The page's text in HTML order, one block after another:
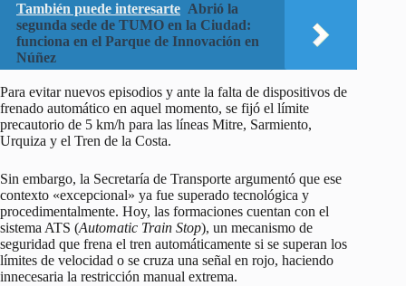
También puede interesarte Abrió la
segunda sede de TUMO en la Ciudad:
funciona en el Parque de Innovación en
Núñez
Para evitar nuevos episodios y ante la falta de dispositivos de
frenado automático en aquel momento, se fijó el límite
precautorio de 5 km/h para las líneas Mitre, Sarmiento,
Urquiza y el Tren de la Costa.
Sin embargo, la Secretaría de Transporte argumentó que ese
contexto «excepcional» ya fue superado tecnológica y
procedimentalmente. Hoy, las formaciones cuentan con el
sistema ATS (Automatic Train Stop), un mecanismo de
seguridad que frena el tren automáticamente si se superan los
límites de velocidad o se cruza una señal en rojo, haciendo
innecesaria la restricción manual extrema.